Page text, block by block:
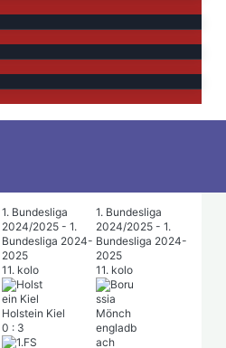
1. Bundesliga
2024/2025 - 1.
Bundesliga 2024-
2025
11. kolo
Holstein Kiel
0 : 3
1. Bundesliga
2024/2025 - 1.
Bundesliga 2024-
2025
11. kolo